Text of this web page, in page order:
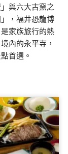
與六大古窯之
，福井恐龍博
家族旅行的熱
內的永平寺，
首選。